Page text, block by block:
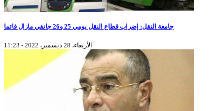
جامعة النقل: إضراب قطاع النقل يومي 25 و26 جانفي مازال قائما
الأربعاء، 28 ديسمبر، 2022 - 11:23